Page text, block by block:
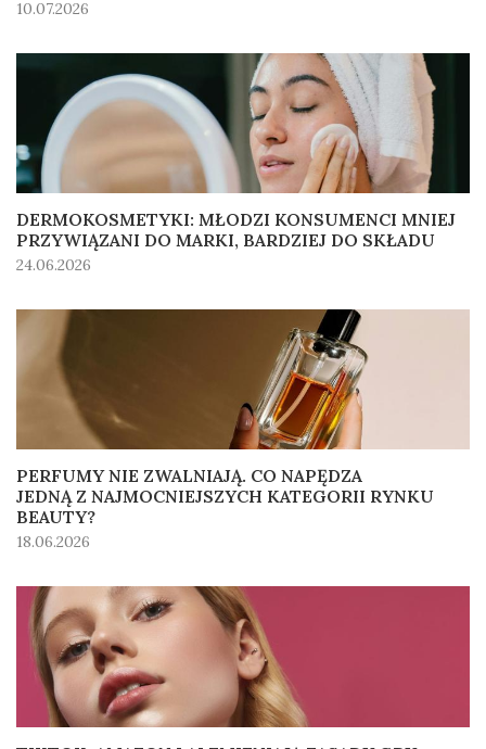
10.07.2026
DERMOKOSMETYKI: MŁODZI KONSUMENCI MNIEJ
PRZYWIĄZANI DO MARKI, BARDZIEJ DO SKŁADU
24.06.2026
PERFUMY NIE ZWALNIAJĄ. CO NAPĘDZA
JEDNĄ Z NAJMOCNIEJSZYCH KATEGORII RYNKU
BEAUTY?
18.06.2026